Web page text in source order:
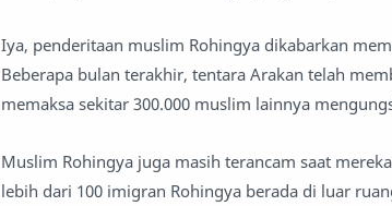
Iya, penderitaan muslim Rohingya dikabarkan
Beberapa bulan terakhir, tentara Arakan telah
memaksa sekitar 300.000 muslim lainnya
Muslim Rohingya juga masih terancam saat
lebih dari 100 imigran Rohingya berada di luar